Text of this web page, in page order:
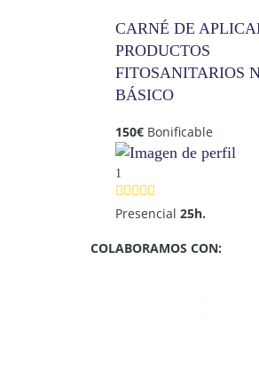
CARNÉ DE
PRODUCTOS
FITOSANITARIOS
BÁSICO
150€ Bonificable
1
Presencial 25h.
COLABORAMOS CON: